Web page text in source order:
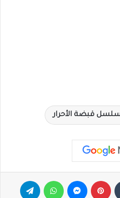
قبضة الأحرار